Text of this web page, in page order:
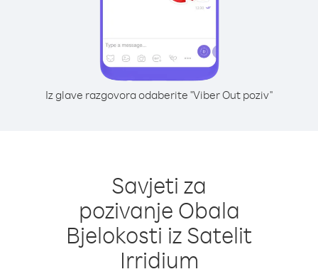
Iz glave razgovora odaberite "Viber Out poziv"
Savjeti za
pozivanje Obala
Bjelokosti iz Satelit
Irridium